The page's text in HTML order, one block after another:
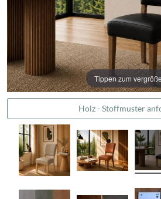
Tippen zum
Holz - Stoffmuster